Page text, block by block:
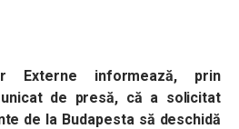
Externe informează, prin
de presă, că a solicitat
de la Budapesta să deschidă